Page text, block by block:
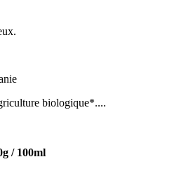
biologique*....
/ 100ml